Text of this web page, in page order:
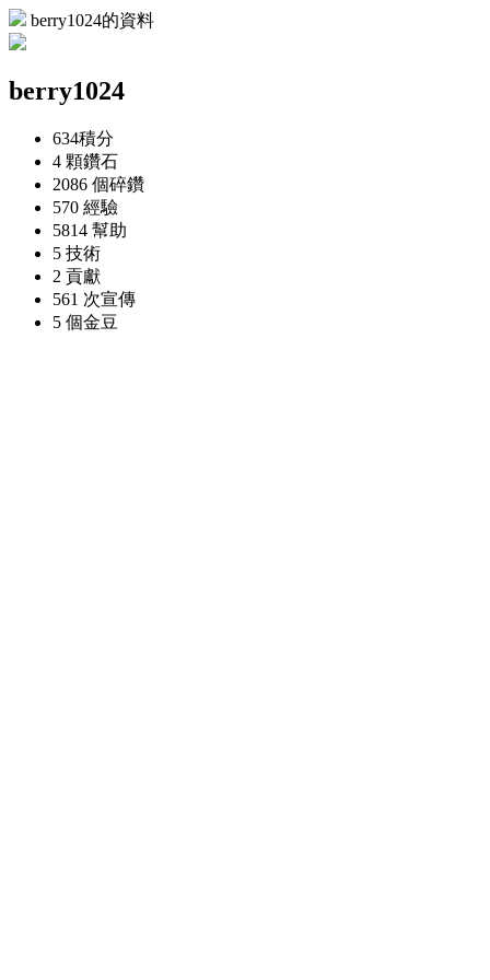
berry1024的資料
berry1024
634積分
4 顆鑽石
2086 個碎鑽
570 經驗
5814 幫助
5 技術
2 貢獻
561 次宣傳
5 個金豆